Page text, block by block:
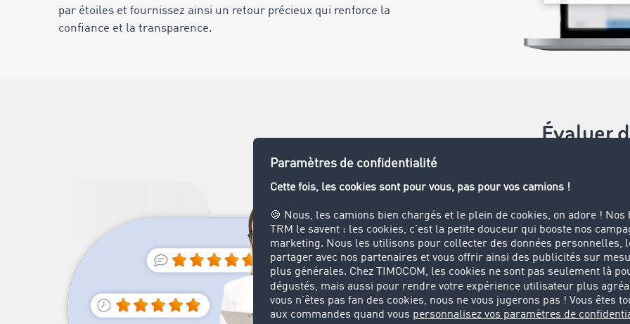
par étoiles et fournissez ainsi un retour précieux qui renforce la
confiance et la transparence.
Évaluer
Évaluer les